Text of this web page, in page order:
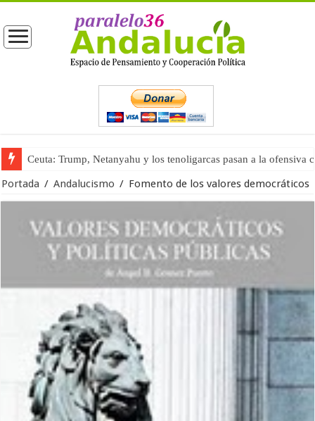
Ceuta: Trump, Netanyahu y los tenoligarcas pasan a la ofensiva
La masificación turística (tercera parte)
Portada / Andalucismo / Fomento de los valores democráticos